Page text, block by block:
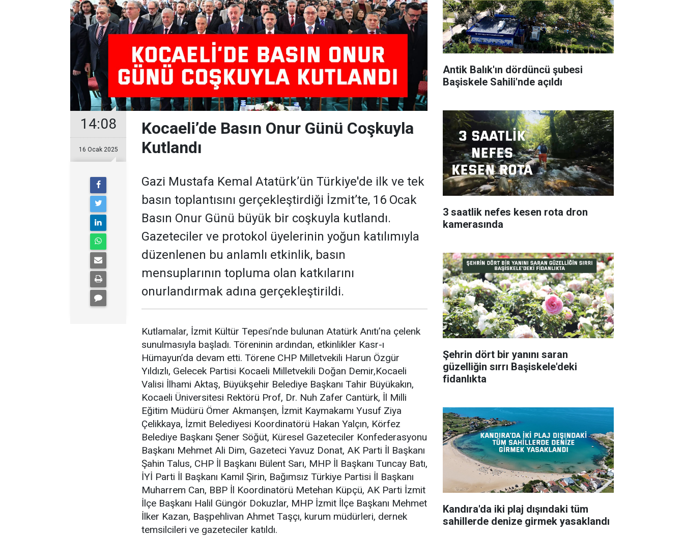
14:08
16 Ocak 2025
Kocaeli’de Basın Onur Günü Coşkuyla
Kutlandı
Gazi Mustafa Kemal Atatürk’ün Türkiye'de ilk ve tek
basın toplantısını gerçekleştirdiği İzmit’te, 16 Ocak
Basın Onur Günü büyük bir coşkuyla kutlandı.
Gazeteciler ve protokol üyelerinin yoğun katılımıyla
düzenlenen bu anlamlı etkinlik, basın
mensuplarının topluma olan katkılarını
onurlandırmak adına gerçekleştirildi.
Kutlamalar, İzmit Kültür Tepesi’nde bulunan Atatürk Anıtı’na çelenk
sunulmasıyla başladı. Töreninin ardından, etkinlikler Kasr-ı
Hümayun’da devam etti. Törene CHP Milletvekili Harun Özgür
Yıldızlı, Gelecek Partisi Kocaeli Milletvekili Doğan Demir,Kocaeli
Valisi İlhami Aktaş, Büyükşehir Belediye Başkanı Tahir Büyükakın,
Kocaeli Üniversitesi Rektörü Prof, Dr. Nuh Zafer Cantürk, İl Milli
Eğitim Müdürü Ömer Akmanşen, İzmit Kaymakamı Yusuf Ziya
Çelikkaya, İzmit Belediyesi Koordinatörü Hakan Yalçın, Körfez
Belediye Başkanı Şener Söğüt, Küresel Gazeteciler Konfederasyonu
Başkanı Mehmet Ali Dim, Gazeteci Yavuz Donat, AK Parti İl Başkanı
Şahin Talus, CHP İl Başkanı Bülent Sarı, MHP İl Başkanı Tuncay Batı,
İYİ Parti İl Başkanı Kamil Şirin, Bağımsız Türkiye Partisi İl Başkanı
Muharrem Can, BBP İl Koordinatörü Metehan Küpçü, AK Parti İzmit
İlçe Başkanı Halil Güngör Dokuzlar, MHP İzmit İlçe Başkanı Mehmet
İlker Kazan, Başpehlivan Ahmet Taşçı, kurum müdürleri, dernek
temsilcileri ve gazeteciler katıldı.
Antik Balık'ın dördüncü şubesi
Başiskele Sahili'nde açıldı
3 saatlik nefes kesen rota dron
kamerasında
Şehrin dört bir yanını saran
güzelliğin sırrı Başiskele'deki
fidanlıkta
Kandıra'da iki plaj dışındaki tüm
sahillerde denize girmek yasaklandı